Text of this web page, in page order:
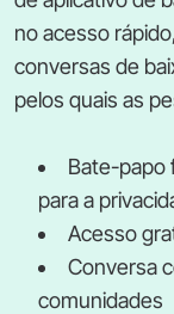
no acesso
conversas de
pelos quais as
Bate-papo
para a
Acesso
Conversa
comunidades